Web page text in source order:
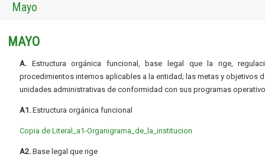
Mayo
MAYO
A. Estructura orgánica funcional, base legal que la rige,
procedimientos internos aplicables a la entidad; las metas y objetivos
unidades administrativas de conformidad con sus programas
A1. Estructura orgánica funcional
Copia de Literal_a1-Organigrama_de_la_institucion
A2. Base legal que rige